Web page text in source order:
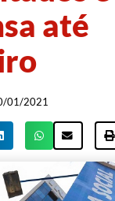
até
01/2021